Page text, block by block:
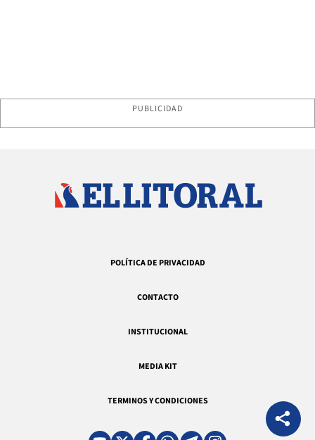
PUBLICIDAD
POLÍTICA DE PRIVACIDAD
CONTACTO
INSTITUCIONAL
MEDIA KIT
TERMINOS Y CONDICIONES